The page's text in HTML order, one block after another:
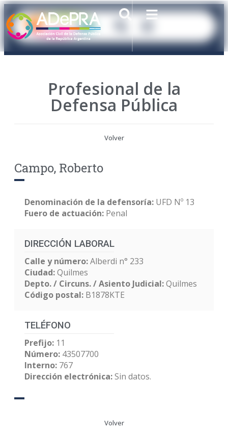
Profesional de la
Defensa Pública
Volver
Campo, Roberto
Denominación de la defensoría: UFD Nº 13
Fuero de actuación: Penal
DIRECCIÓN LABORAL
Calle y número:Alberdi n° 233
Ciudad:Quilmes
Depto. / Circuns. / Asiento Judicial:Quilmes
Código postal: B1878KTE
TELÉFONO
Prefijo: 11
Número: 43507700
Interno: 767
Dirección electrónica:Sin datos.
Volver